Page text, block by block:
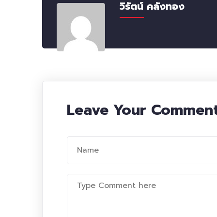
วิรัตน์ คลังทอง
Leave Your